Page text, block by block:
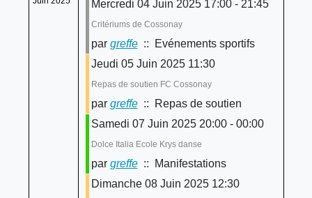
Mercredi 04 Juin 2025 17:00 - 21:45
Critériums de Cossonay
par greffe:: Evénements sportifs
Jeudi 05 Juin 2025 11:30
Repas de soutien FC Cossonay
par greffe:: Repas de soutien
Samedi 07 Juin 2025 20:00 - 00:00
Dolce Italia Ecole Krys danse
par greffe:: Manifestations
Dimanche 08 Juin 2025 12:30